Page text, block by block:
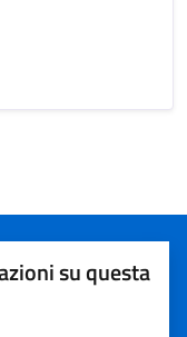
su questa